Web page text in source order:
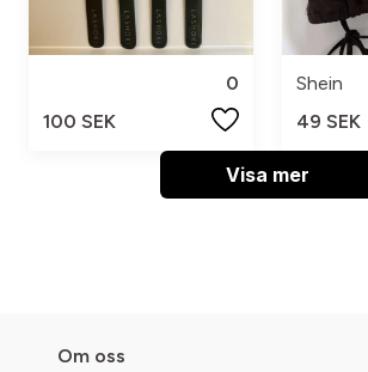
0
100 SEK
Shein
49 SEK
Visa mer
Om oss